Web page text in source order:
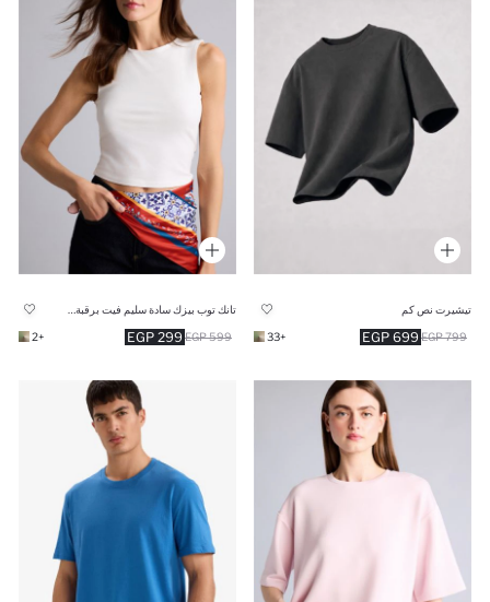
تيشيرت نص كم
699 EGP 799 EGP
+33
299 EGP 599 EGP
+2